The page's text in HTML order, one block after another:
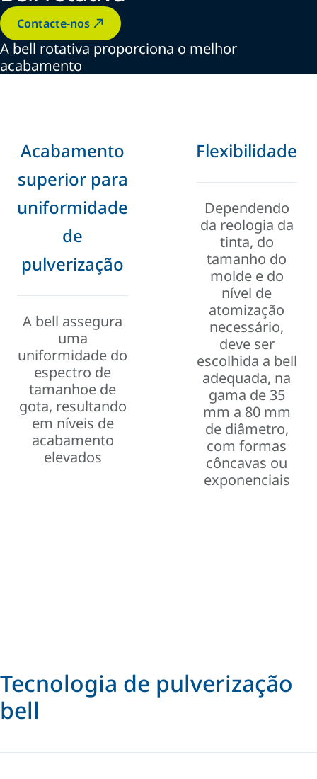
Contacte-nos
A bell rotativa proporciona o melhor
acabamento
Acabamento
superior para
uniformidade
de
pulverização
A bell assegura
uma
uniformidade do
espectro de
tamanhoe de
gota, resultando
em níveis de
acabamento
elevados
Flexibilidade
Dependendo
da reologia da
tinta, do
tamanho do
molde e do
nível de
atomização
necessário,
deve ser
escolhida a bell
adequada, na
gama de 35
mm a 80 mm
de diâmetro,
com formas
côncavas ou
exponenciais
Tecnologia de pulverização
bell